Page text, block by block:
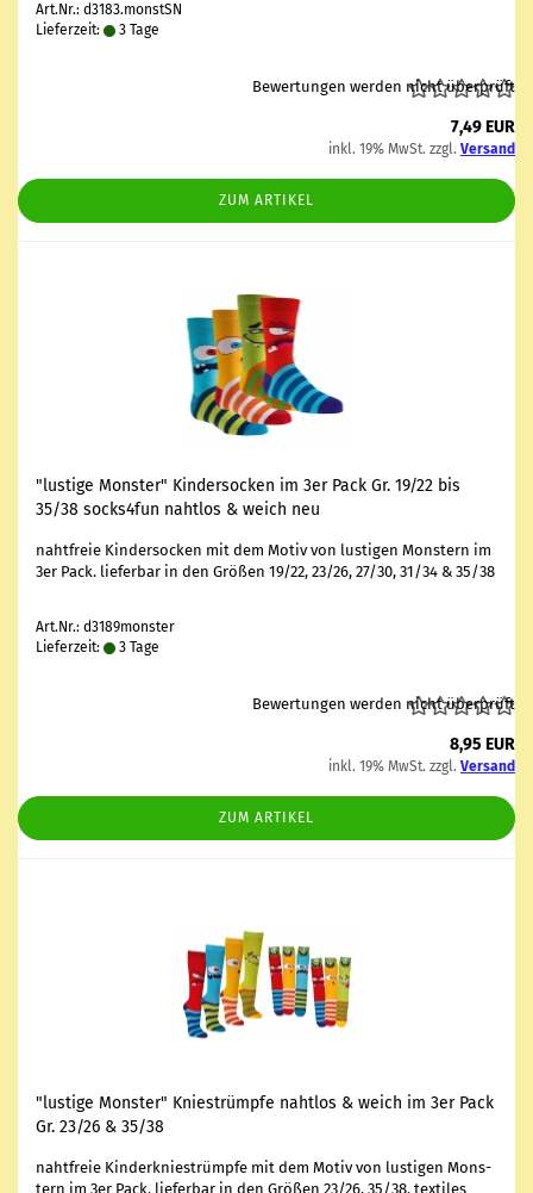
Art.Nr.: d3183.monstSN
Lieferzeit:
3 Tage
Bewertungen werden nicht überprüft
7,49 EUR
inkl. 19% MwSt. zzgl. Versand
ZUM ARTIKEL
"lus­ti­ge Mons­ter" Kin­der­so­cken im 3er Pack Gr. 19/22 bis
35/38 socks4fun naht­los & weich neu
naht­freie Kin­der­so­cken mit dem Motiv von lus­ti­gen Mons­tern im
3er Pack. lie­fer­bar in den Grö­ßen 19/22, 23/26, 27/30, 31/34 & 35/38
Art.Nr.: d3189monster
Lieferzeit:
3 Tage
Bewertungen werden nicht überprüft
8,95 EUR
inkl. 19% MwSt. zzgl. Versand
ZUM ARTIKEL
"lus­ti­ge Mons­ter" Knie­strümp­fe naht­los & weich im 3er Pack
Gr. 23/26 & 35/38
naht­freie Kin­der­knie­strümp­fe mit dem Motiv von lus­ti­gen Mons­
tern im 3er Pack. lie­fer­bar in den Grö­ßen 23/26, 35/38. tex­ti­les